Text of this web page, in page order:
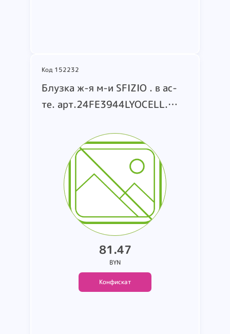
Код 152232
Блузка ж-я м-и SFIZIO . в ас-
те. арт.24FE3944LYOCELL.
24FE4089RAMIE.
24FE4158AJOUR.
24FE4083RAMIE.
24FE4995SILKY.
24FE4109POPLIN.
24FE4108SILKY.
24FE4107SILKY.
24FE4147SATIN.
24FE4139SATIN.
24FE4106SILKY. страна пр-ва
81.47
BYN
Конфискат